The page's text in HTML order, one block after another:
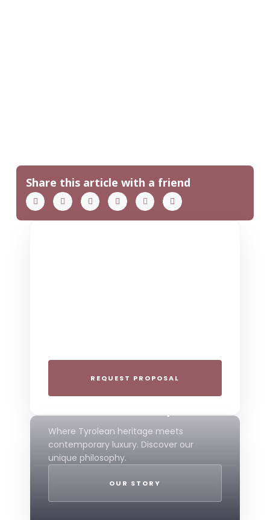
Share this article with a friend
REQUEST PROPOSAL
THE 4-STAR SPIRIT
Where Tyrolean heritage meets
contemporary luxury. Discover our
unique philosophy.
OUR STORY